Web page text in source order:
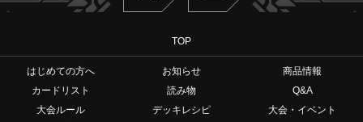
TOP
はじめての方へ お知らせ
商品情報
カードリスト
読み物
Q&A
大会ルール
デッキレシピ
大会・イベント